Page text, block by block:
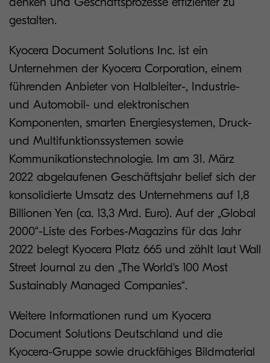
gestalten.
Kyocera Document Solutions Inc. ist ein
Unternehmen der Kyocera Corporation, einem
führenden Anbieter von Halbleiter-, Industrie-
und Automobil- und elektronischen
Komponenten, smarten Energiesystemen, Druck-
und Multifunktionssystemen sowie
Kommunikationstechnologie. Im am 31. März
2022 abgelaufenen Geschäftsjahr belief sich der
konsolidierte Umsatz des Unternehmens auf 1,8
Billionen Yen (ca. 13,3 Mrd. Euro). Auf der „Global
2000“-Liste des Forbes-Magazins für das Jahr
2022 belegt Kyocera Platz 665 und zählt laut Wall
Street Journal zu den „The World's 100 Most
Sustainably Managed Companies“.
Weitere Informationen rund um Kyocera
Document Solutions Deutschland und die
Kyocera-Gruppe sowie druckfähiges Bildmaterial